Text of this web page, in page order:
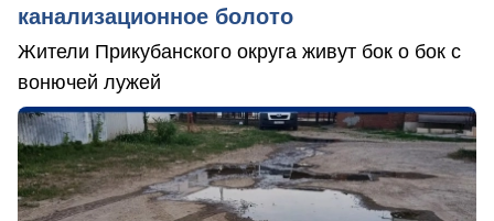
канализационное болото
Жители Прикубанского округа живут бок о бок с
вонючей лужей